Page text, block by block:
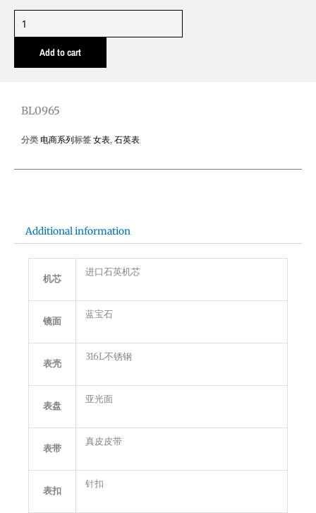
BL0965
quantity
Add to cart
BL0965
分类 电商系列标签 女表, 石英表
Additional information
机芯
进口石英机芯
镜面
蓝宝石
表壳
316L不锈钢
表盘
亚光面
表带
真皮皮带
表扣
针扣